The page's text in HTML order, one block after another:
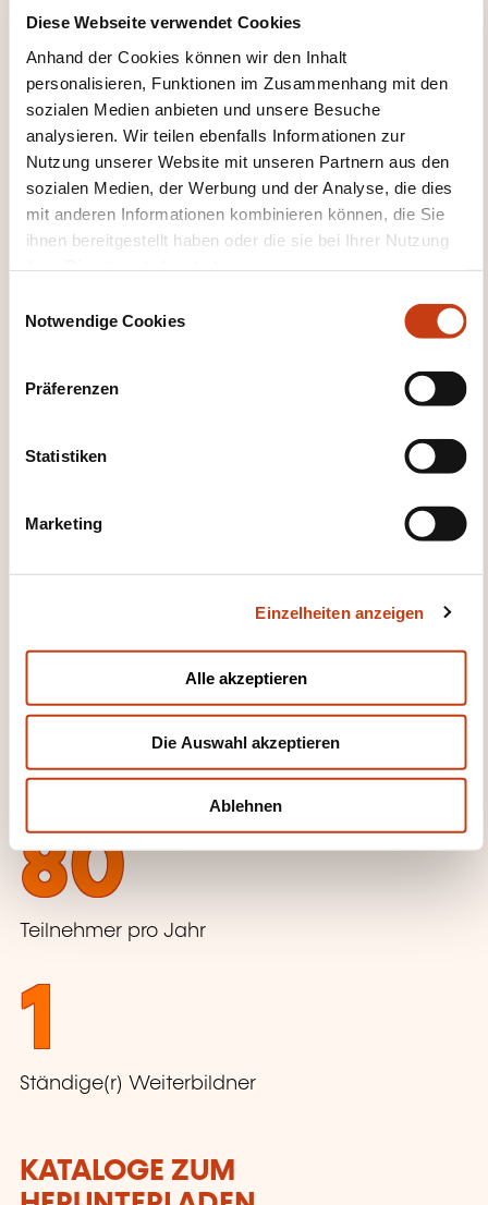
Diese Webseite verwendet Cookies
Anhand der Cookies können wir den Inhalt
personalisieren, Funktionen im Zusammenhang mit den
sozialen Medien anbieten und unsere Besuche
analysieren. Wir teilen ebenfalls Informationen zur
Nutzung unserer Website mit unseren Partnern aus den
sozialen Medien, der Werbung und der Analyse, die dies
mit anderen Informationen kombinieren können, die Sie
ihnen bereitgestellt haben oder die sie bei Ihrer Nutzung
Notwendige Cookies
Präferenzen
Statistiken
Marketing
Einzelheiten anzeigen
Alle akzeptieren
Die Auswahl akzeptieren
Ablehnen
WEITERBILDUNGSFELDER
Unternehmensleitung, Personalwesen
2007
200
Weiterbildungsstunden pro Jahr
80
Teilnehmer pro Jahr
1
Ständige(r) Weiterbildner
KATALOGE ZUM